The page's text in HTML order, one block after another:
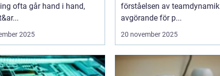
ofta går hand i hand,
2025
förståelsen av teamdynamik
avgörande för p...
20 november 2025